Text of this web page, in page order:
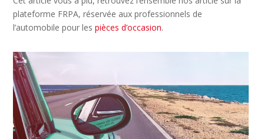
plateforme FRPA, réservée aux professionnels de
l’automobile pour lespièces d’occasion.